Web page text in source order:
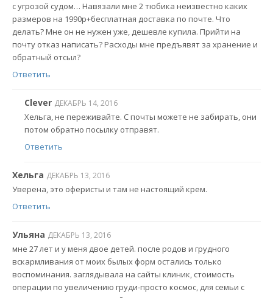
с угрозой судом… Навязали мне 2 тюбика неизвестно каких
размеров на 1990р+бесплатная доставка по почте. Что
делать? Мне он не нужен уже, дешевле купила. Прийти на
почту отказ написать? Расходы мне предъявят за хранение и
обратный отсыл?
Ответить
Clever ДЕКАБРЬ 14, 2016
Хельга, не переживайте. С почты можете не забирать, они
потом обратно посылку отправят.
Ответить
Хельга ДЕКАБРЬ 13, 2016
Уверена, это оферисты и там не настоящий крем.
Ответить
Ульяна ДЕКАБРЬ 13, 2016
мне 27 лет и у меня двое детей. после родов и грудного
вскармливания от моих былых форм остались только
воспоминания. заглядывала на сайты клиник, стоимость
операции по увеличению груди-просто космос, для семьи с